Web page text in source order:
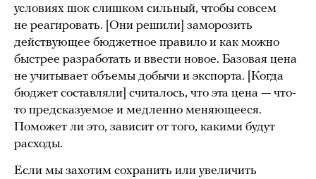
условиях шок слишком сильный, чтобы совсем
не реагировать. [Они решили] заморозить
действующее бюджетное правило и как можно
быстрее разработать и ввести новое. Базовая цена
не учитывает объемы добычи и экспорта. [Когда
бюджет составляли] считалось, что эта цена — что-
то предсказуемое и медленно меняющееся.
Поможет ли это, зависит от того, какими будут
расходы.
Если мы захотим сохранить или увеличить